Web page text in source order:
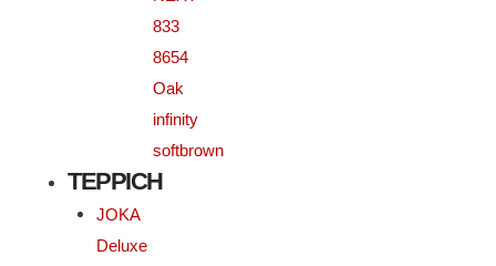
833
8654
Oak
infinity
softbrown
TEPPICH
JOKA
Deluxe